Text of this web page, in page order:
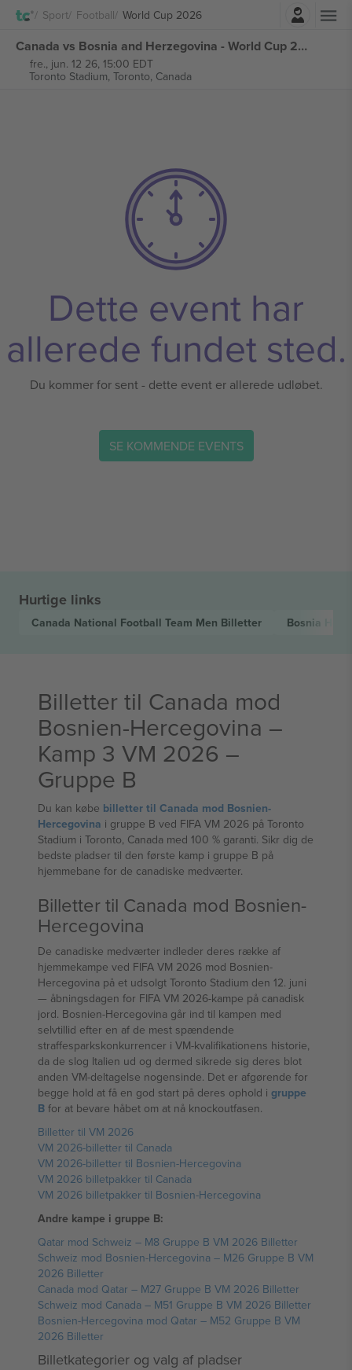
Sport Football World Cup 2026Log ind
Canada vs Bosnia and Herzegovina - World Cup 2026 - M3 Group B billetter
fre., jun. 12 26, 15:00 EDT
Toronto Stadium, Toronto, Canada
Dette event har
allerede fundet sted.
Du kommer for sent - dette event er allerede udløbet.
SE KOMMENDE EVENTS
Hurtige links
Canada National Football Team Men Billetter Bosnia
Billetter til Canada mod
Bosnien-Hercegovina –
Kamp 3 VM 2026 –
Gruppe B
Du kan købe billetter til Canada mod Bosnien-
Hercegovina i gruppe B ved FIFA VM 2026 på Toronto
Stadium i Toronto, Canada med 100 % garanti. Sikr dig de
bedste pladser til den første kamp i gruppe B på
hjemmebane for de canadiske medværter.
Billetter til Canada mod Bosnien-
Hercegovina
De canadiske medværter indleder deres række af
hjemmekampe ved FIFA VM 2026 mod Bosnien-
Hercegovina på et udsolgt Toronto Stadium den 12. juni
— åbningsdagen for FIFA VM 2026-kampe på canadisk
jord. Bosnien-Hercegovina går ind til kampen med
selvtillid efter en af de mest spændende
straffesparkskonkurrencer i VM-kvalifikationens historie,
da de slog Italien ud og dermed sikrede sig deres blot
anden VM-deltagelse nogensinde. Det er afgørende for
begge hold at få en god start på deres ophold i gruppe
B for at bevare håbet om at nå knockoutfasen.
Billetter til VM 2026
VM 2026-billetter til Canada
VM 2026-billetter til Bosnien-Hercegovina
VM 2026 billetpakker til Canada
VM 2026 billetpakker til Bosnien-Hercegovina
Andre kampe i gruppe B:
Qatar mod Schweiz – M8 Gruppe B VM 2026 Billetter
Schweiz mod Bosnien-Hercegovina – M26 Gruppe B VM
2026 Billetter
Canada mod Qatar – M27 Gruppe B VM 2026 Billetter
Schweiz mod Canada – M51 Gruppe B VM 2026 Billetter
Bosnien-Hercegovina mod Qatar – M52 Gruppe B VM
2026 Billetter
Billetkategorier og valg af pladser